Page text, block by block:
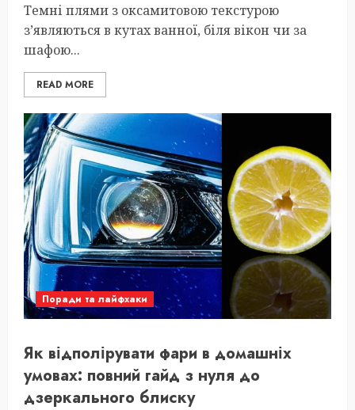
Темні плями з оксамитовою текстурою
з’являються в кутах ванної, біля вікон чи за
шафою...
READ MORE
Поради та лайфхаки
Як відполірувати фари в домашніх
умовах: повний гайд з нуля до
дзеркального блиску